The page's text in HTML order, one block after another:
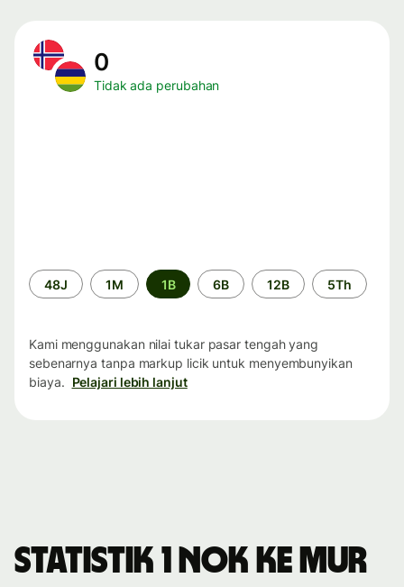
0
Tidak ada perubahan
Periode
waktu
48J 1M 1B 6B 12B 5Th
Kami menggunakan nilai tukar pasar tengah yang
sebenarnya tanpa markup licik untuk menyembunyikan
biaya. Pelajari lebih lanjut
Statistik 1 NOK ke MUR